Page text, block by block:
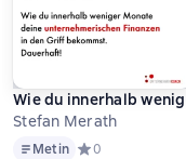
Wie du innerhalb
Stefan Merath
MetinMetin Средний
0